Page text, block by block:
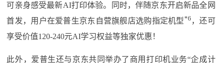
可亲身感受最新AI打印体验。同时，伴随京东开启新品全网
首发，用户在爱普生京东自营旗舰店选购指定机型*6 ，还可
享受价值120-240元AI学习权益等独家优惠！
此外，爱普生还与京东共同举办了商用打印机业务“企成计